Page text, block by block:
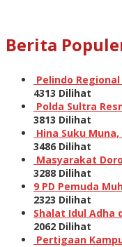
Berita
Pelindo
4313 Dilihat
Polda Sultra
3813 Dilihat
Hina Suku
3486 Dilihat
Masyarakat
3288 Dilihat
9 PD Pemuda
2323 Dilihat
Shalat Idul Adha
2062 Dilihat
Pertigaan